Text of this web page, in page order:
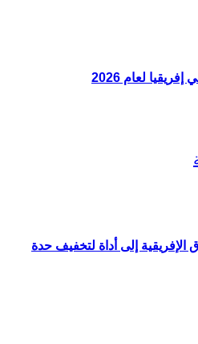
إلى أداة لتخفيف حدة